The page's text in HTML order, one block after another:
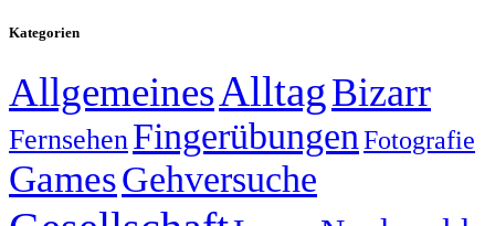
Kategorien
AllgemeinesAlltagBizarr
FernsehenFingerübungen Fotografie
GamesGehversuche